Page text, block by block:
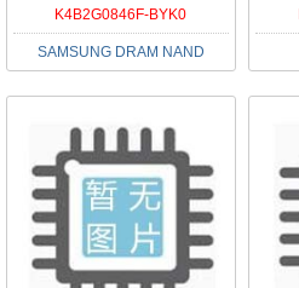
K4B2G0846F-BYK0
SAMSUNG DRAM NAND